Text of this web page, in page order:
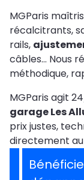
MGParis
récalcitrants,
rails,
câbles… Nous
méthodique,
MGParis agit
garage Les
prix justes,
directement au